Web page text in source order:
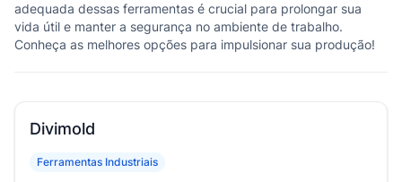
adequada dessas ferramentas é crucial para prolongar sua
vida útil e manter a segurança no ambiente de trabalho.
Conheça as melhores opções para impulsionar sua produção!
Divimold
Ferramentas Industriais